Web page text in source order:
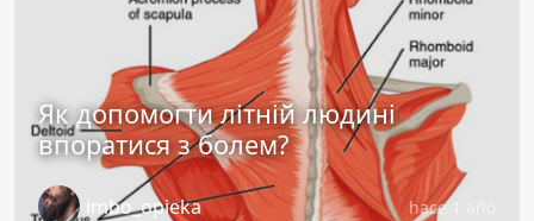
Як допомогти літній людині
впоратися з болем?
imbo_opieka hace 1 año